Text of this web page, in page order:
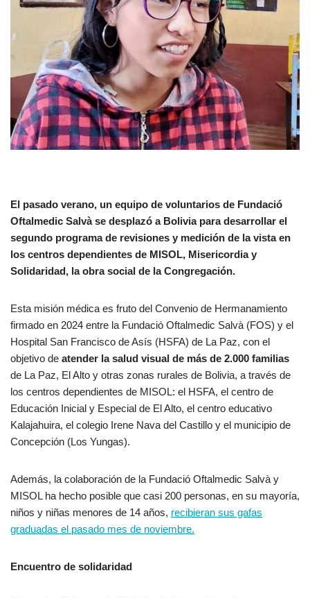
El pasado verano, un equipo de voluntarios de Fundació
Oftalmedic Salvà se desplazó a Bolivia para desarrollar el
segundo programa de revisiones y medición de la vista en
los centros dependientes de MISOL, Misericordia y
Solidaridad, la obra social de la Congregación.
Esta misión médica es fruto del Convenio de Hermanamiento
firmado en 2024 entre la Fundació Oftalmedic Salvà (FOS) y el
Hospital San Francisco de Asís (HSFA) de La Paz, con el
objetivo de atender la salud visual de más de 2.000 familias
de La Paz, El Alto y otras zonas rurales de Bolivia, a través de
los centros dependientes de MISOL: el HSFA, el centro de
Educación Inicial y Especial de El Alto, el centro educativo
Kalajahuira, el colegio Irene Nava del Castillo y el municipio de
Concepción (Los Yungas).
Además, la colaboración de la Fundació Oftalmedic Salvà y
MISOL ha hecho posible que casi 200 personas, en su mayoría,
niños y niñas menores de 14 años, recibieran sus gafas
graduadas el pasado mes de noviembre.
Encuentro de solidaridad